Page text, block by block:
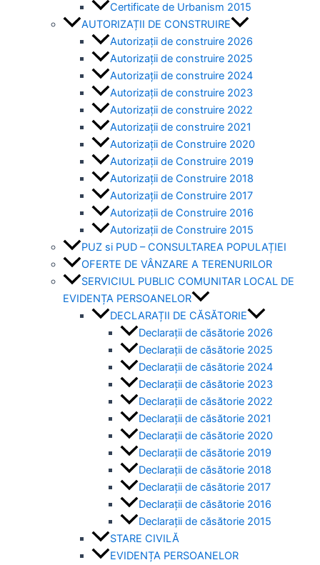
Certificate de Urbanism 2015
AUTORIZAȚII DE CONSTRUIRE
Autorizații de construire 2026
Autorizații de construire 2025
Autorizații de construire 2024
Autorizații de construire 2023
Autorizații de construire 2022
Autorizații de construire 2021
Autorizații de Construire 2020
Autorizații de Construire 2019
Autorizaţii de Construire 2018
Autorizaţii de Construire 2017
Autorizaţii de Construire 2016
Autorizaţii de Construire 2015
PUZ si PUD – CONSULTAREA POPULAȚIEI
OFERTE DE VÂNZARE A TERENURILOR
SERVICIUL PUBLIC COMUNITAR LOCAL DE
EVIDENȚA PERSOANELOR
DECLARAȚII DE CĂSĂTORIE
Declarații de căsătorie 2026
Declarații de căsătorie 2025
Declarații de căsătorie 2024
Declarații de căsătorie 2023
Declarații de căsătorie 2022
Declarații de căsătorie 2021
Declarații de căsătorie 2020
Declarații de căsătorie 2019
Declarații de căsătorie 2018
Declarații de căsătorie 2017
Declarații de căsătorie 2016
Declarații de căsătorie 2015
STARE CIVILĂ
EVIDENȚA PERSOANELOR